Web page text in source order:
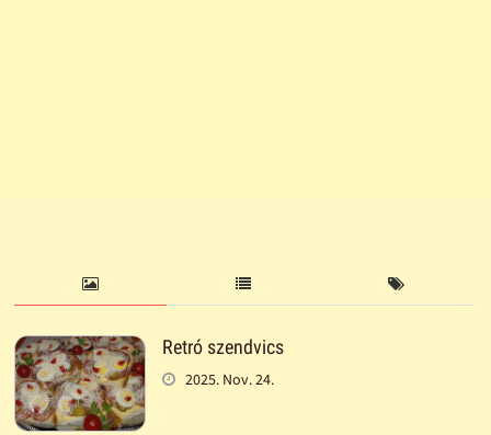
Retró szendvics
2025. Nov. 24.